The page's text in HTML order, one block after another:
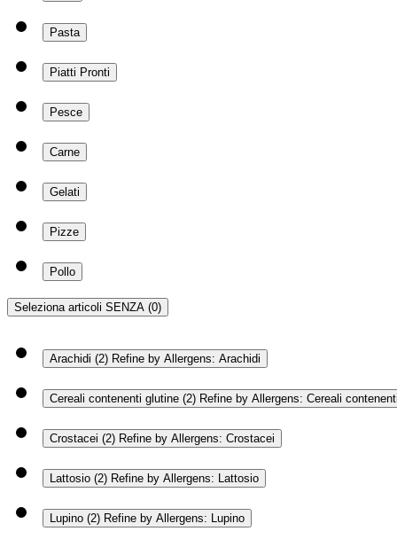
Pasta
Piatti Pronti
Pesce
Carne
Gelati
Pizze
Pollo
Seleziona articoli SENZA (0)
Arachidi (2) Refine by Allergens: Arachidi
Cereali contenenti glutine (2) Refine by Allergens: Cereali
Crostacei (2) Refine by Allergens: Crostacei
Lattosio (2) Refine by Allergens: Lattosio
Lupino (2) Refine by Allergens: Lupino